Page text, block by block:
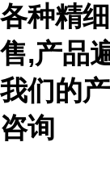
各种精
售,产品
我们的
咨询